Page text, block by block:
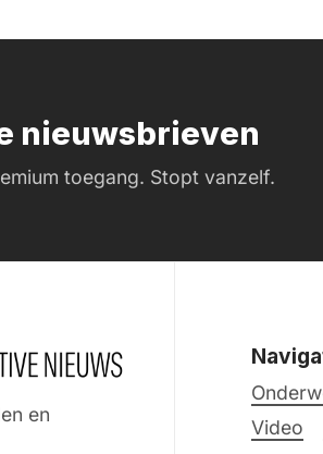
nieuwsbrieven
toegang. Stopt vanzelf.
en
Video